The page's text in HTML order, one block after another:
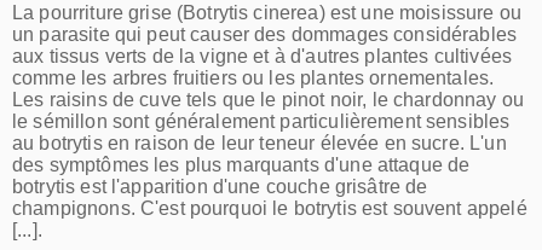
La pourriture grise (Botrytis cinerea) est une moisissure ou
un parasite qui peut causer des dommages considérables
aux tissus verts de la vigne et à d'autres plantes cultivées
comme les arbres fruitiers ou les plantes ornementales.
Les raisins de cuve tels que le pinot noir, le chardonnay ou
le sémillon sont généralement particulièrement sensibles
au botrytis en raison de leur teneur élevée en sucre. L'un
des symptômes les plus marquants d'une attaque de
botrytis est l'apparition d'une couche grisâtre de
champignons. C'est pourquoi le botrytis est souvent appelé
[...].